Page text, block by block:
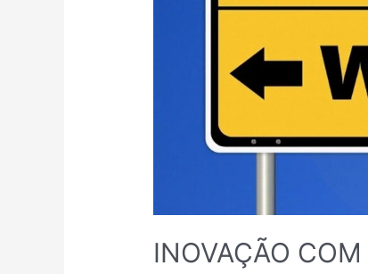
INOVAÇÃO